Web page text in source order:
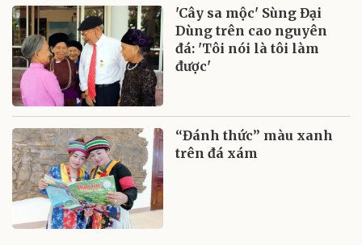
'Cây sa mộc' Sùng Đại
Dùng trên cao nguyên
đá: 'Tôi nói là tôi làm
được'
“Đánh thức” màu xanh
trên đá xám